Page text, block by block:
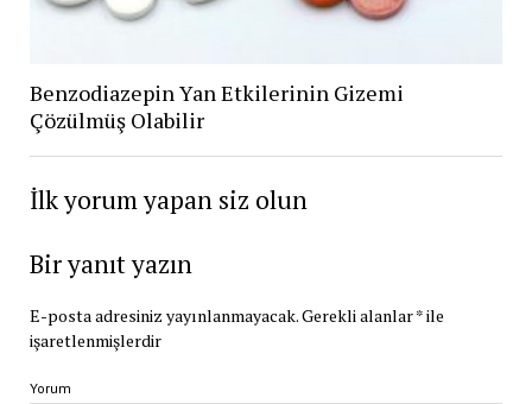
Benzodiazepin Yan Etkilerinin Gizemi
Çözülmüş Olabilir
İlk yorum yapan siz olun
Bir yanıt yazın
E-posta adresiniz yayınlanmayacak.Gerekli alanlar*ile
işaretlenmişlerdir
Yorum